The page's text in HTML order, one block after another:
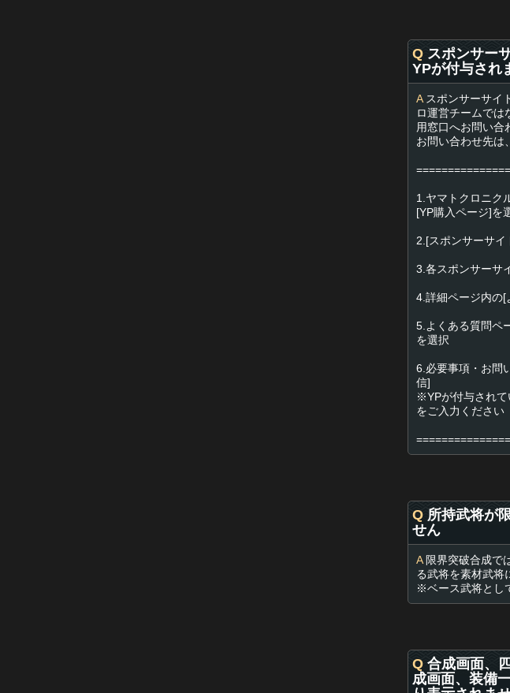
Q スポンサー
YPが付与され
Aスポンサーサイ
ロ運営チームでは
用窓口へお問い合
お問い合わせ先は
1.ヤマトクロニク
[YP購入ページ]を
2.[スポンサーサイ
3.各スポンサーサ
4.詳細ページ内の[
5.よくある質問ペ
を選択
6.必要事項・お問
信]
※YPが付与されて
をご入力ください
Q 所持武将が
せん
A限界突破合成で
る武将を素材武将
※ベース武将とし
Q 合成画面、
成画面、装備